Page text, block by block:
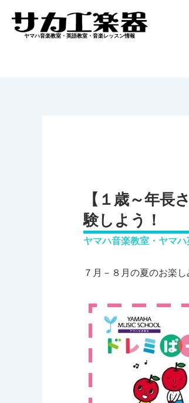
ヤマハ音楽教室・英語教室・音楽レッスン情報
【１歳～年長
験しよう！
ヤマハ音楽教室・ヤマ
７月－８月の夏のお楽